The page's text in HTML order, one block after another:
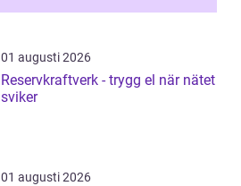
01 augusti 2026
Reservkraftverk - trygg el när nätet
sviker
01 augusti 2026